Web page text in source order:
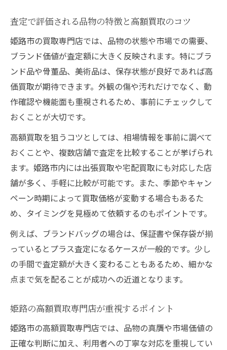
査定で評価される品物の特徴と高額買取のコツ
姫路市の買取専門店では、品物の状態や市場での需要、
ブランド価値が査定額に大きく反映されます。特にブラ
ンド品や骨董品、美術品は、保存状態が良好であれば高
価買取が期待できます。外観の傷や汚れだけでなく、動
作確認や機能面も重視されるため、事前にチェックして
おくことが大切です。
高額買取を狙うコツとしては、相場情報を事前に調べて
おくことや、複数店舗で査定を比較することが挙げられ
ます。姫路市内には出張買取や宅配買取にも対応した店
舗が多く、手軽に比較が可能です。また、季節やキャン
ペーン時期によって買取価格が変動する場合もあるた
め、タイミングを見極めて依頼するのもポイントです。
例えば、ブランドバッグの場合は、保証書や保存袋が揃
っているとプラス査定になるケースが一般的です。少し
の手間で査定額が大きく変わることもあるため、細かな
点まで気を配ることが成功への近道となります。
姫路の高額買取専門店が重視するポイント
姫路市の高額買取専門店では、品物の真贋や市場価値の
正確な判断に加え、利用者への丁寧な対応を重視してい